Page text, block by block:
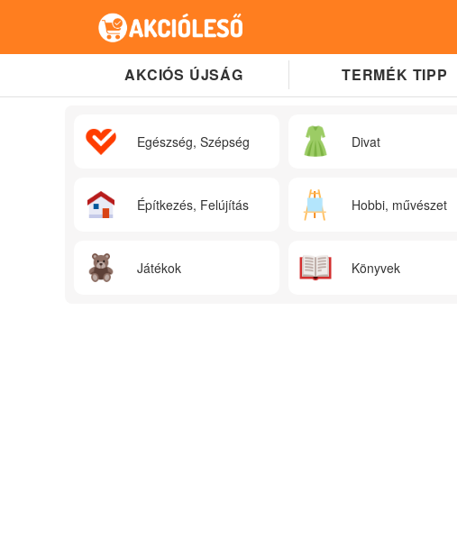
AKCIÓS ÚJSÁG TERMÉK TIPP
Egészség, Szépség Divat
Építkezés, Felújítás Hobbi, művészet
Játékok Könyvek